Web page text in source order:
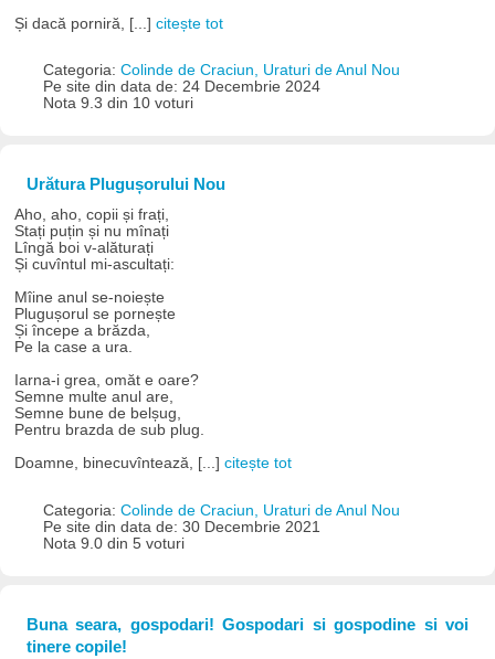
Și dacă porniră, [...]citește tot
Categoria: Colinde de Craciun, Uraturi de Anul Nou
Pe site din data de: 24 Decembrie 2024
Nota 9.3 din 10 voturi
Urătura Plugușorului Nou
Aho, aho, copii și frați,
Stați puțin și nu mînați
Lîngă boi v-alăturați
Și cuvîntul mi-ascultați:
Mîine anul se-noiește
Plugușorul se pornește
Și începe a brăzda,
Pe la case a ura.
Iarna-i grea, omăt e oare?
Semne multe anul are,
Semne bune de belșug,
Pentru brazda de sub plug.
Doamne, binecuvîntează, [...]citește tot
Categoria: Colinde de Craciun, Uraturi de Anul Nou
Pe site din data de: 30 Decembrie 2021
Nota 9.0 din 5 voturi
Buna seara, gospodari! Gospodari si gospodine si voi
tinere copile!